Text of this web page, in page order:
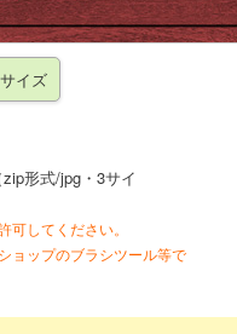
zip形式/jpg・3サイ
してください。
ョップのブラシツール等で